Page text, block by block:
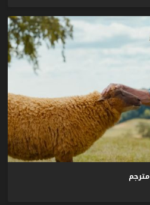
مترجم